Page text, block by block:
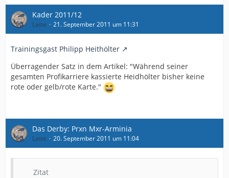
Kader 2011/12
Latte 21. September 2011 um 11:31
Trainingsgast Philipp Heithölter
Überragender Satz in dem Artikel: "Während seiner
gesamten Profikarriere kassierte Heidhölter bisher keine
rote oder gelb/rote Karte."
Das Derby: Prxn Mxr-Arminia
Latte 20. September 2011 um 11:04
Zitat